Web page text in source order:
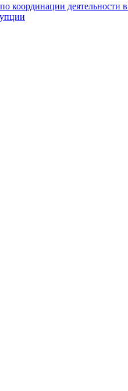
координации деятельности